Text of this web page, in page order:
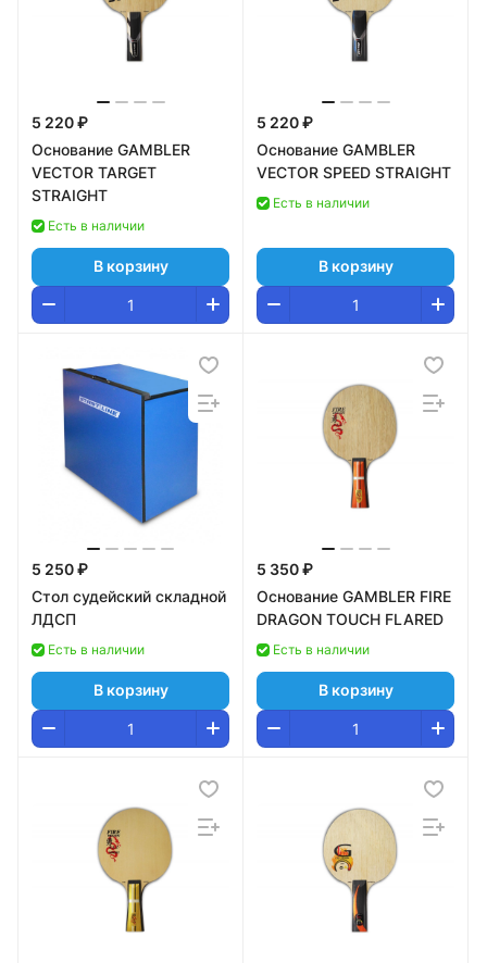
5 220 ₽
Основание GAMBLER
VECTOR TARGET
STRAIGHT
Есть в наличии
В корзину
5 220 ₽
Основание GAMBLER
VECTOR SPEED STRAIGHT
Есть в наличии
В корзину
5 250 ₽
Стол судейский складной
ЛДСП
Есть в наличии
В корзину
5 350 ₽
Основание GAMBLER FIRE
DRAGON TOUCH FLARED
Есть в наличии
В корзину